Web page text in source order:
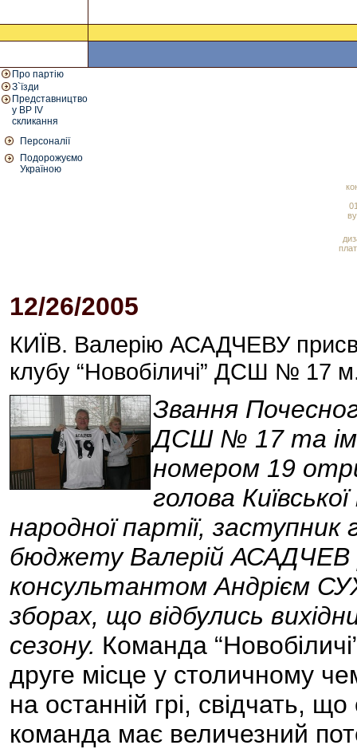
Про партію
З`їзди
Представництво
у ВР IV
скликання
Персоналії
Подорожуємо
Україною
12/26/2005
КИЇВ. Валерію АСАДЧЕВУ
клубу “Новобіличі” ДСШ № 17
Звання
ДСШ № 17 та
номером 19
голова Київської
народної партії,
бюджету Валерій АСАДЧЕВ
консультантом Андрієм
зборах, що відбулись
сезону. Команда
друге місце у столичному
на останній грі, свідчать,
команда має величезний